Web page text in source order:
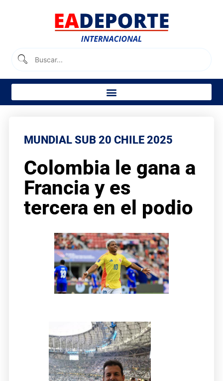
MUNDIAL SUB 20 CHILE 2025
Colombia le gana a
Francia y es
tercera en el podio